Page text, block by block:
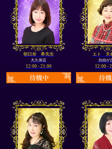
朝日奈 希先生
大久保店
12:00 - 21:00
エト 天
自由が
12:00 -